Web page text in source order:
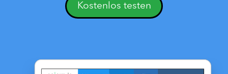
Kostenlos testen